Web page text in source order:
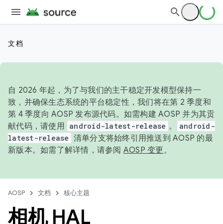
文档
自 2026 年起，为了与我们的主干稳定开发模型保持一
致，并确保生态系统的平台稳定性，我们将在第 2 季度和
第 4 季度向 AOSP 发布源代码。如需构建 AOSP 并为其贡
献代码，请使用 android-latest-release 。
android-
latest-release 清单分支将始终引用推送到 AOSP 的最
新版本。如需了解详情，请参阅 AOSP 变更。
AOSP 文档 核心主题
相机 HAL